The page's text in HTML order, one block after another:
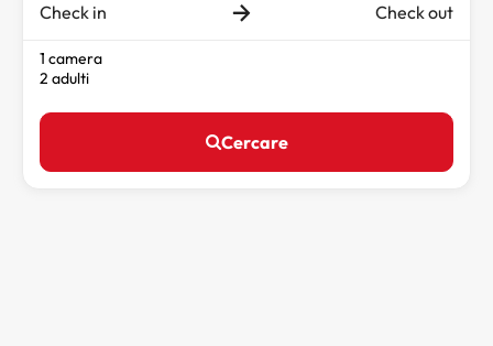
Check in Check out
1 camera
2 adulti
Cercare